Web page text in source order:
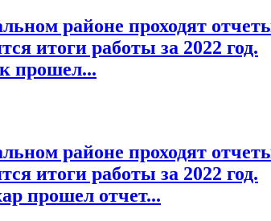
районе проходят
итоги работы за 2022 год.
прошел...
районе проходят
итоги работы за 2022 год.
прошел отчет...